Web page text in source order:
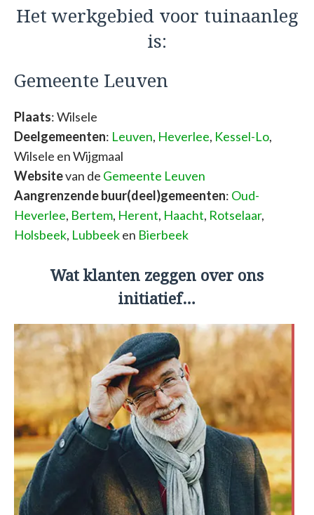
Het werkgebied voor tuinaanleg
is:
Gemeente Leuven
Plaats: Wilsele
Deelgemeenten: Leuven, Heverlee, Kessel-Lo,
Wilsele en Wijgmaal
Websitevan de Gemeente Leuven
Aangrenzende buur(deel)gemeenten: Oud-
Heverlee, Bertem, Herent, Haacht, Rotselaar,
Holsbeek, Lubbeeken Bierbeek
Wat klanten zeggen over ons
initiatief…